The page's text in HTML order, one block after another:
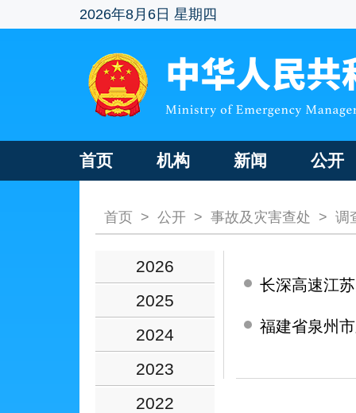
2026年8月6日 星期四
首页 机构 新闻 公开
首页 > 公开 > 事故及灾害查处 > 调
2026
2025
2024
2023
2022
长深高速江
福建省泉州